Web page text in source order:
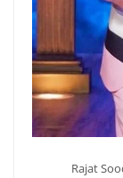
Rajat